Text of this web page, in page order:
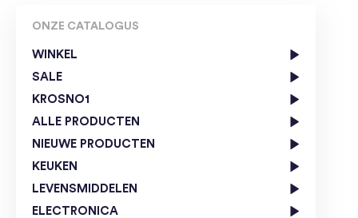
ONZE CATALOGUS
WINKEL
SALE
KROSNO1
ALLE PRODUCTEN
NIEUWE PRODUCTEN
KEUKEN
LEVENSMIDDELEN
ELECTRONICA